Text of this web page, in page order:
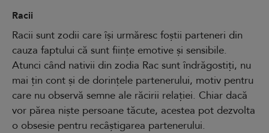
Racii
Racii sunt zodii care își urmăresc foștii parteneri din
cauza faptului că sunt ființe emotive și sensibile.
Atunci când nativii din zodia Rac sunt îndrăgostiți, nu
mai țin cont și de dorințele partenerului, motiv pentru
care nu observă semne ale răcirii relației. Chiar dacă
vor părea niște persoane tăcute, acestea pot dezvolta
o obsesie pentru recâștigarea partenerului.